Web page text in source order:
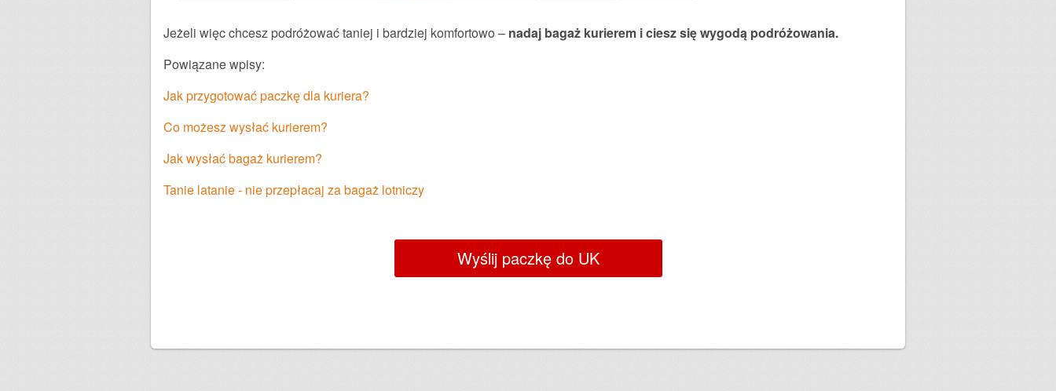
Jeżeli więc chcesz podróżować taniej i bardziej komfortowo – nadaj bagaż kurierem i ciesz się wygodą podróżowania.
Powiązane wpisy:
Jak przygotować paczkę dla kuriera?
Co możesz wysłać kurierem?
Jak wysłać bagaż kurierem?
Tanie latanie - nie przepłacaj za bagaż lotniczy
Wyślij paczkę do UK